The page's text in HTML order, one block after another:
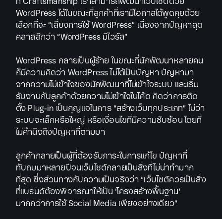
WordPress ได้ในขณะที่ลูกค้าที่เรามีโอกาสได้พูดคุยด้วย
เลือกที่จะ “เลี่ยงการใช้ WordPress” เนื่องจากปัญหาสุด
คลาสสิกว่า “WordPress มีไวรัส”
WordPress กลายเป็นผู้ร้าย ในขณะที่นักพัฒนาหลายคน
ก็มีความคิดว่า WordPress ไม่ได้เป็นปัญหา ปัญหามา
จากความไม่เข้าใจของนักพัฒนาที่ไม่เข้าใจระบบ และเริ่ม
รับงานกับลูกค้าด้วยความไม่เข้าใจในโค้ด คิดว่าการติด
ตั้ง Plug-in เป็นกุญแจในการ “สร้างเว็บทุกประเภท” ไม่ว่า
ระบบจะเล็กหรือใหญ่ หรือเงื่อนไขที่มีความซับซ้อน โดยที่
ไม่คำนึงถึงปัญหาที่ตามมา
ลูกค้ากลายเป็นผู้ที่ต้องรับภาระในการแก้ไข ปัญหาที่
ทับถมมาหลายปีจนเว็บไซต์กลายเป็นสิ่งที่ไม่น่าทำมาก
ที่สุด ซึ่งส่วนทางกับความเป็นจริงว่า “เว็บไซต์ควรเป็นสิ่ง
ที่แบรนด์ต้องพิจารณาให้เป็น ‘โครงสร้างพื้นฐาน’
มากกว่าการใช้ Social Media เพียงอย่างเดียว”